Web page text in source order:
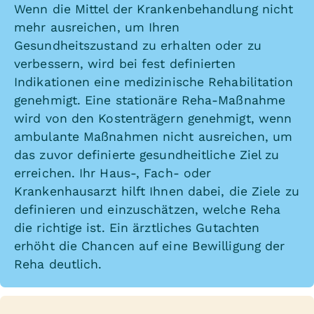
Wenn die Mittel der Krankenbehandlung nicht
mehr ausreichen, um Ihren
Gesundheitszustand zu erhalten oder zu
verbessern, wird bei fest definierten
Indikationen eine medizinische Rehabilitation
genehmigt. Eine stationäre Reha-Maßnahme
wird von den Kostenträgern genehmigt, wenn
ambulante Maßnahmen nicht ausreichen, um
das zuvor definierte gesundheitliche Ziel zu
erreichen. Ihr Haus-, Fach- oder
Krankenhausarzt hilft Ihnen dabei, die Ziele zu
definieren und einzuschätzen, welche Reha
die richtige ist. Ein ärztliches Gutachten
erhöht die Chancen auf eine Bewilligung der
Reha deutlich.